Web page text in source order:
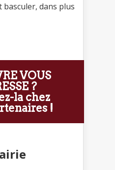
dans plus
VOUS
?
la chez
!